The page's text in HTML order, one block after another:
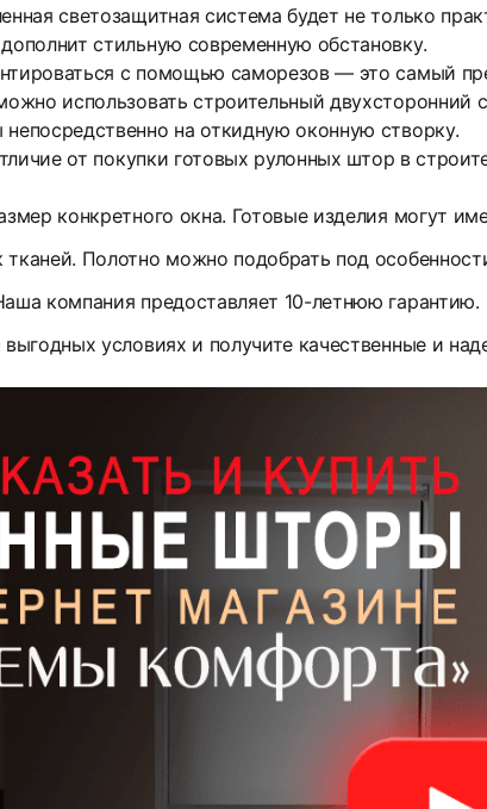
светозащитная система будет не только
стильную современную обстановку.
с помощью саморезов — это самый
использовать строительный
на откидную оконную створку.
от покупки готовых рулонных штор в
конкретного окна. Готовые изделия могут
Полотно можно подобрать под
компания предоставляет 10-летнюю гарантию.
условиях и получите качественные и